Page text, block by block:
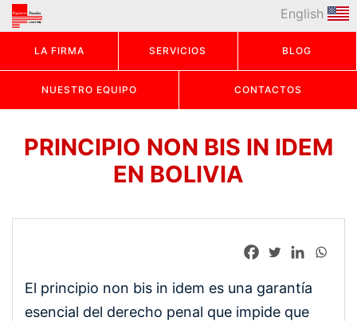
LA FIRMA SERVICIOS BLOG
NUESTRO EQUIPO CONTACTOS
English
PRINCIPIO NON BIS IN IDEM
EN BOLIVIA
El principio non bis in idem es una garantía
esencial del derecho penal que impide que